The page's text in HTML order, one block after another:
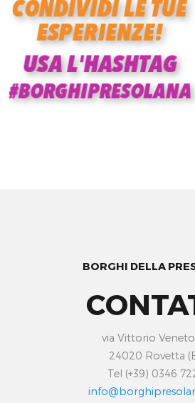
BORGHI DELLA
via Vittorio
24020 Rovetta
Tel (+39) 0346